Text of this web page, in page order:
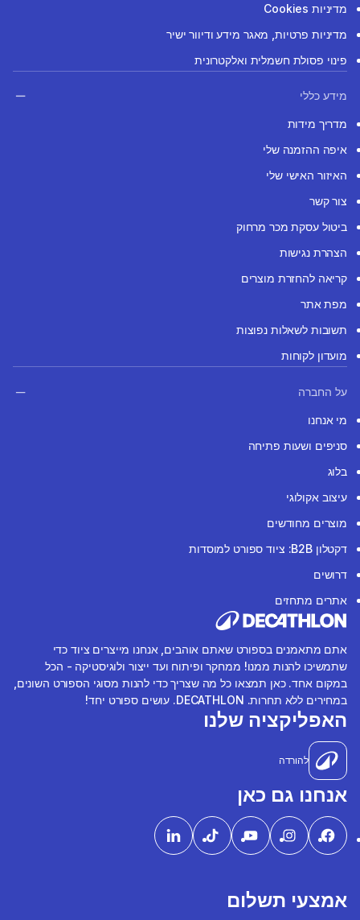
מדיניות Cookies
מדיניות פרטיות, מאגר מידע ודיוור ישיר
פינוי פסולת חשמלית ואלקטרונית
מידע כללי
מדריך מידות
איפה ההזמנה שלי
האיזור האישי שלי
צור קשר
ביטול עסקת מכר מרחוק
הצהרת נגישות
קריאה להחזרת מוצרים
מפת אתר
תשובות לשאלות נפוצות
מועדון לקוחות
על החברה
מי אנחנו
סניפים ושעות פתיחה
בלוג
עיצוב אקולוגי
מוצרים מחודשים
דקטלון B2B: ציוד ספורט למוסדות
דרושים
אתרים מתחזים
אתם מתאמנים בספורט שאתם אוהבים, אנחנו מייצרים ציוד כדי
שתמשיכו להנות ממנו! ממחקר ופיתוח ועד ייצור ולוגיסטיקה - הכל
במקום אחד. כאן תמצאו כל מה שצריך כדי להנות מסוגי הספורט השונים,
במחירים ללא תחרות. DECATHLON. עושים ספורט יחד!
האפליקציה שלנו
להורדה
אנחנו גם כאן
אמצעי תשלום